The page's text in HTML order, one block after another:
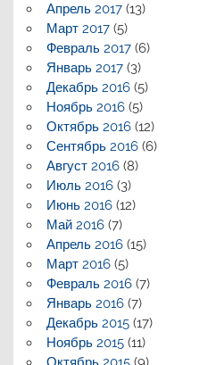
Апрель 2017(13)
Март 2017(5)
Февраль 2017(6)
Январь 2017(3)
Декабрь 2016(5)
Ноябрь 2016(5)
Октябрь 2016(12)
Сентябрь 2016(6)
Август 2016(8)
Июль 2016(3)
Июнь 2016(12)
Май 2016(7)
Апрель 2016(15)
Март 2016(5)
Февраль 2016(7)
Январь 2016(7)
Декабрь 2015(17)
Ноябрь 2015(11)